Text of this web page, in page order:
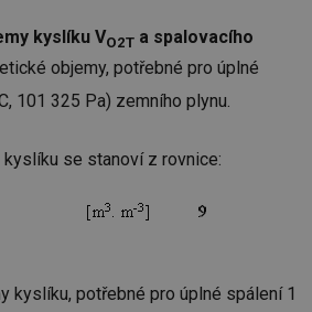
kyslíku VO2T a spalovacího
objemy, potřebné pro úplné
101 325 Pa) zemního plynu.
se stanoví z rovnice:
kyslíku, potřebné pro úplné spálení 1